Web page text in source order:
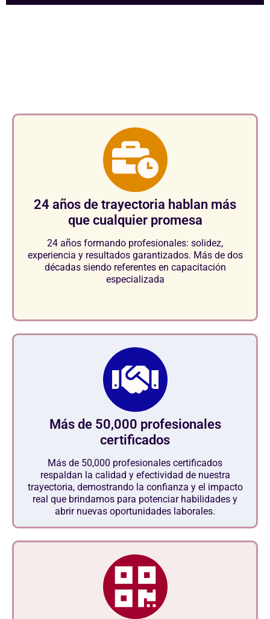
24 años de trayectoria hablan más
que cualquier promesa
24 años formando profesionales: solidez,
experiencia y resultados garantizados. Más de dos
décadas siendo referentes en capacitación
especializada
Más de 50,000 profesionales
certificados
Más de 50,000 profesionales certificados
respaldan la calidad y efectividad de nuestra
trayectoria, demostrando la confianza y el impacto
real que brindamos para potenciar habilidades y
abrir nuevas oportunidades laborales.